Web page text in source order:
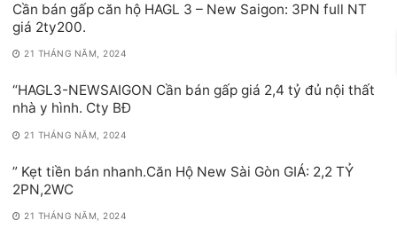
Cần bán gấp căn hộ HAGL 3 – New Saigon: 3PN full NT
giá 2ty200.
21 THÁNG NĂM, 2024
“HAGL3-NEWSAIGON Cần bán gấp giá 2,4 tỷ đủ nội thất
nhà y hình. Cty BĐ
21 THÁNG NĂM, 2024
” Kẹt tiền bán nhanh.Căn Hộ New Sài Gòn GIÁ: 2,2 TỶ
2PN,2WC
21 THÁNG NĂM, 2024